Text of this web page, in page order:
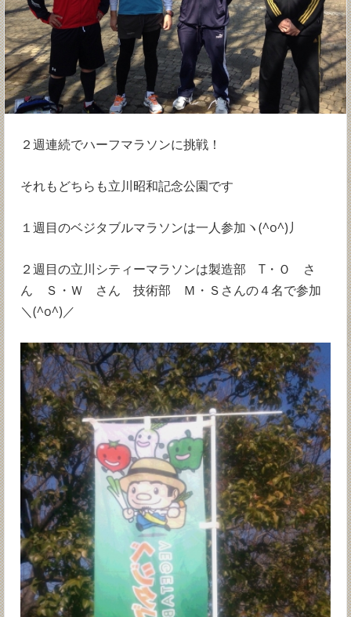
２週連続でハーフマラソンに挑戦！
それもどちらも立川昭和記念公園です
１週目のベジタブルマラソンは一人参加ヽ(^o^)丿
２週目の立川シティーマラソンは製造部 T・Ｏ さ
ん Ｓ・Ｗ さん 技術部 Ｍ・Ｓさんの４名で参加
＼(^o^)／